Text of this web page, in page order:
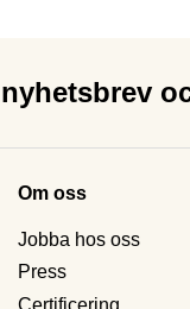
Om oss
Jobba hos oss
Press
Certificering